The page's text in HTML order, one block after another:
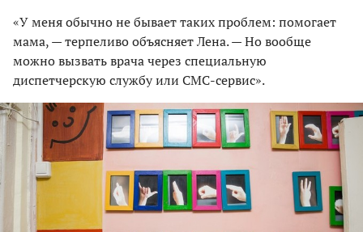
«У меня обычно не бывает таких проблем: помогает
мама, — терпеливо объясняет Лена. — Но вообще
можно вызвать врача через специальную
диспетчерскую службу или СМС-сервис».